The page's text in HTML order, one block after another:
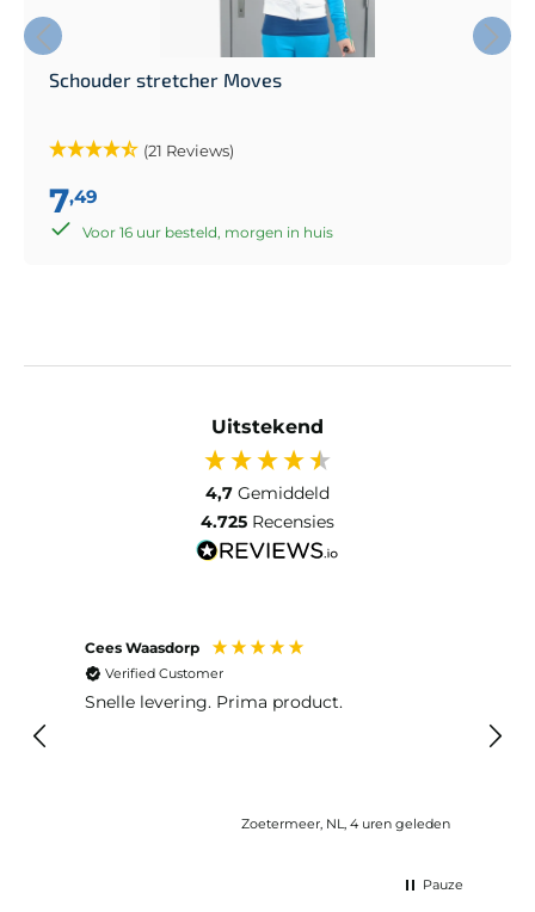
Schouder stretcher Moves
(21 Reviews)
7,49
Voor 16 uur besteld, morgen in huis
Uitstekend
4,7 Gemiddeld
4.725 Recensies
Cees Waasdorp
Verified Customer
Snelle levering. Prima product.
Zoetermeer, NL, 4 uren geleden
lang
Pauze